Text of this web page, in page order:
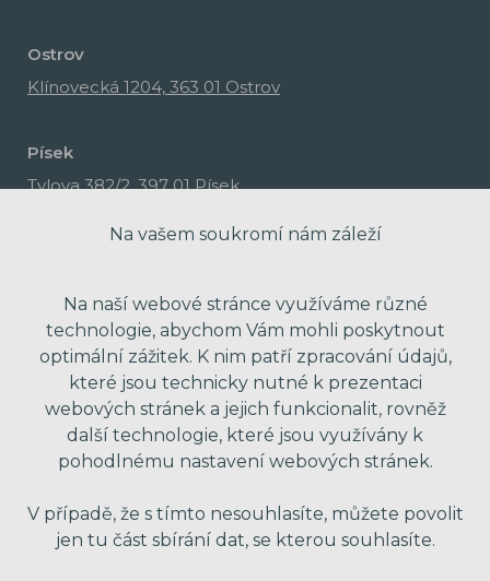
Ostrov
Klínovecká 1204, 363 01 Ostrov
Písek
Tylova 382/2, 397 01 Písek
Na vašem soukromí nám záleží
Na naší webové stránce využíváme různé
technologie, abychom Vám mohli poskytnout
optimální zážitek. K nim patří zpracování údajů,
které jsou technicky nutné k prezentaci
webových stránek a jejich funkcionalit, rovněž
další technologie, které jsou využívány k
pohodlnému nastavení webových stránek.
V případě, že s tímto nesouhlasíte, můžete povolit
jen tu část sbírání dat, se kterou souhlasíte.